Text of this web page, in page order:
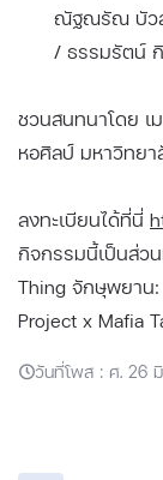
ณัฐณรัณ บัวล
/ ธรรมรัตน์
ชวนสนทนาโดย
หอศิลป์ มหาวิทย
ลงทะเบียนได้ที่นี่
กิจกรรมนี้เป็นส่ว
Thing จักษุพยาน:
Project x Mafia
วันที่โพส : ศ. 26